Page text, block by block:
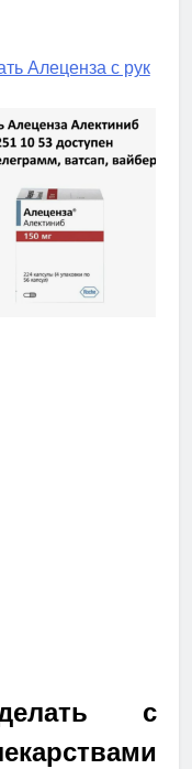
Алеценза с рук
с